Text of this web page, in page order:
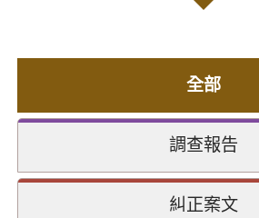
全部
調查報告
糾正案文